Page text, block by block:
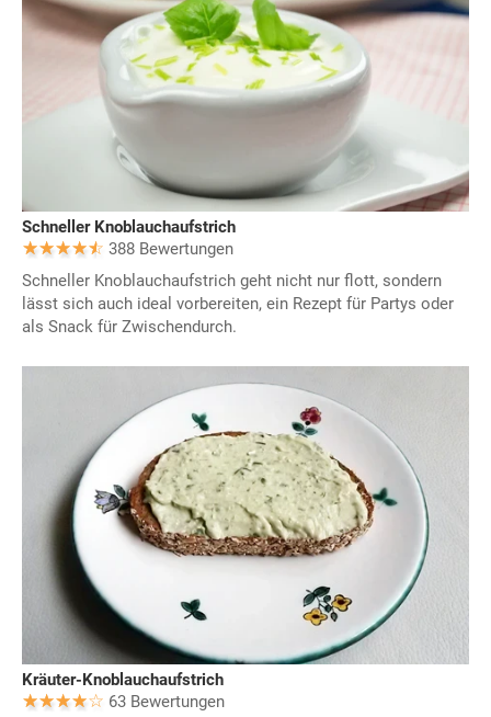
Schneller Knoblauchaufstrich
388 Bewertungen
Schneller Knoblauchaufstrich geht nicht nur flott, sondern
lässt sich auch ideal vorbereiten, ein Rezept für Partys oder
als Snack für Zwischendurch.
Kräuter-Knoblauchaufstrich
63 Bewertungen